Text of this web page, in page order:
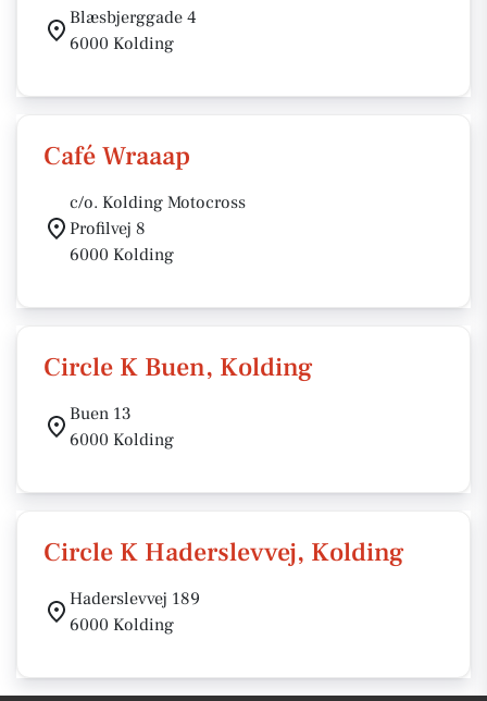
Blæsbjerggade 4
6000 Kolding
Café Wraaap
c/o. Kolding Motocross
Profilvej 8
6000 Kolding
Circle K Buen, Kolding
Buen 13
6000 Kolding
Circle K Haderslevvej, Kolding
Haderslevvej 189
6000 Kolding